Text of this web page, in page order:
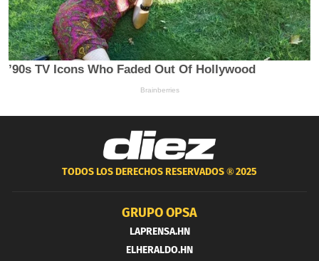
TODOS LOS DERECHOS RESERVADOS ®2025
GRUPO OPSA
LAPRENSA.HN
ELHERALDO.HN